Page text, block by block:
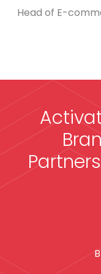
Head of E-